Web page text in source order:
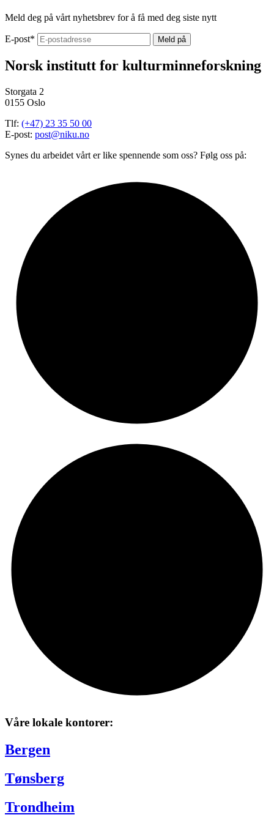
Meld deg på vårt nyhetsbrev for å få med deg siste nytt
E-post*
Norsk institutt for kulturminneforskning
Storgata 2
0155 Oslo
Tlf: (+47) 23 35 50 00
E-post: post@niku.no
Synes du arbeidet vårt er like spennende som oss? Følg oss på:
Våre lokale kontorer:
Bergen
Tønsberg
Trondheim